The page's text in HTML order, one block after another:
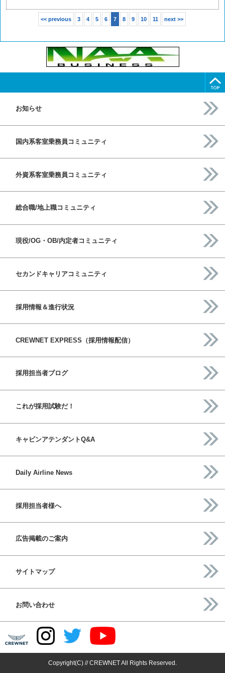
<< previous 3 4 5 6 7 8 9 10 11 next >>
お知らせ
国内系客室乗務員コミュニティ
外資系客室乗務員コミュニティ
総合職/地上職コミュニティ
現役/OG・OB/内定者コミュニティ
セカンドキャリアコミュニティ
採用情報＆進行状況
CREWNET EXPRESS（採用情報配信）
採用担当者ブログ
これが採用試験だ！
キャビンアテンダントQ&A
Daily Airline News
採用担当者様へ
広告掲載のご案内
サイトマップ
お問い合わせ
Copyright(C) // CREWNET All Rights Reserved.